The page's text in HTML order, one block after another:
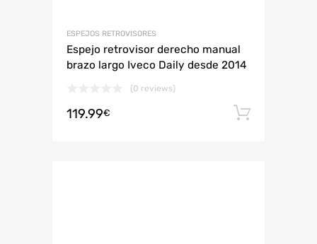
ESPEJOS RETROVISORES
Espejo retrovisor derecho manual
brazo largo Iveco Daily desde 2014
(0 reviews)
119.99€